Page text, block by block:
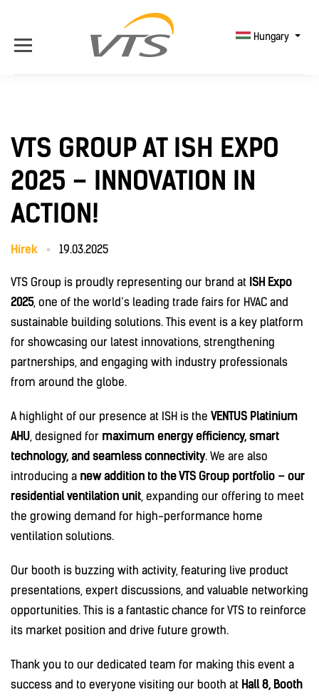
Hungary
VTS GROUP AT ISH EXPO
2025 – INNOVATION IN
ACTION!
Hírek 19.03.2025
VTS Group is proudly representing our brand at ISH Expo
2025, one of the world’s leading trade fairs for HVAC and
sustainable building solutions. This event is a key platform
for showcasing our latest innovations, strengthening
partnerships, and engaging with industry professionals
from around the globe.
A highlight of our presence at ISH is the VENTUS Platinium
AHU, designed for maximum energy efficiency, smart
technology, and seamless connectivity. We are also
introducing a new addition to the VTS Group portfolio – our
residential ventilation unit, expanding our offering to meet
the growing demand for high-performance home
ventilation solutions.
Our booth is buzzing with activity, featuring live product
presentations, expert discussions, and valuable networking
opportunities. This is a fantastic chance for VTS to reinforce
its market position and drive future growth.
Thank you to our dedicated team for making this event a
success and to everyone visiting our booth at Hall 8, Booth